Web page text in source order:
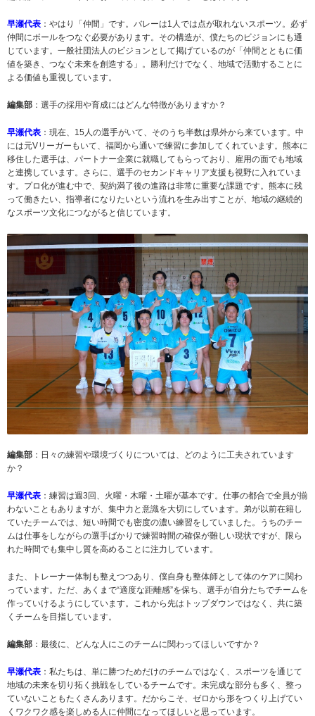
早瀬代表 ：やはり「仲間」です。バレーは1人では点が取れないスポーツ。必ず
仲間にボールをつなぐ必要があります。その構造が、僕たちのビジョンにも通
じています。一般社団法人のビジョンとして掲げているのが「仲間とともに価
値を築き、つなぐ未来を創造する」。勝利だけでなく、地域で活動することに
よる価値も重視しています。
編集部 ：選手の採用や育成にはどんな特徴がありますか？
早瀬代表 ：現在、15人の選手がいて、そのうち半数は県外から来ています。中
には元Vリーガーもいて、福岡から通いで練習に参加してくれています。熊本に
移住した選手は、パートナー企業に就職してもらっており、雇用の面でも地域
と連携しています。さらに、選手のセカンドキャリア支援も視野に入れていま
す。プロ化が進む中で、契約満了後の進路は非常に重要な課題です。熊本に残
って働きたい、指導者になりたいという流れを生み出すことが、地域の継続的
なスポーツ文化につながると信じています。
編集部 ：日々の練習や環境づくりについては、どのように工夫されています
か？
早瀬代表 ：練習は週3回、火曜・木曜・土曜が基本です。仕事の都合で全員が揃
わないこともありますが、集中力と意識を大切にしています。弟が以前在籍し
ていたチームでは、短い時間でも密度の濃い練習をしていました。うちのチー
ムは仕事をしながらの選手ばかりで練習時間の確保が難しい現状ですが、限ら
れた時間でも集中し質を高めることに注力しています。
また、トレーナー体制も整えつつあり、僕自身も整体師として体のケアに関わ
っています。ただ、あくまで“適度な距離感”を保ち、選手が自分たちでチームを
作っていけるようにしています。これから先はトップダウンではなく、共に築
くチームを目指しています。
編集部 ：最後に、どんな人にこのチームに関わってほしいですか？
早瀬代表 ：私たちは、単に勝つためだけのチームではなく、スポーツを通じて
地域の未来を切り拓く挑戦をしているチームです。未完成な部分も多く、整っ
ていないこともたくさんあります。だからこそ、ゼロから形をつくり上げてい
くワクワク感を楽しめる人に仲間になってほしいと思っています。